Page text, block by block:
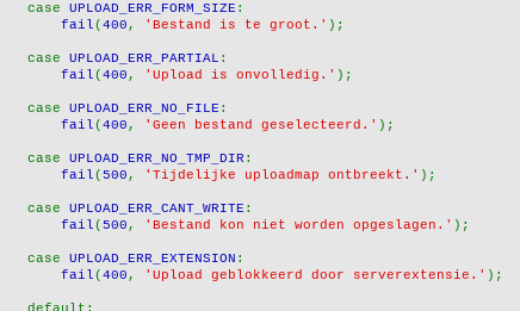
case UPLOAD_ERR_FORM_SIZE :
fail(400 , 'Bestand is te groot.' );
case UPLOAD_ERR_PARTIAL :
fail(400 , 'Upload is onvolledig.' );
case UPLOAD_ERR_NO_FILE :
fail(400 , 'Geen bestand geselecteerd.' );
case UPLOAD_ERR_NO_TMP_DIR :
fail(500 , 'Tijdelijke uploadmap ontbreekt.' );
case UPLOAD_ERR_CANT_WRITE :
fail(500 , 'Bestand kon niet worden opgeslagen.' );
case UPLOAD_ERR_EXTENSION :
fail(400 , 'Upload geblokkeerd door serverextensie.' );